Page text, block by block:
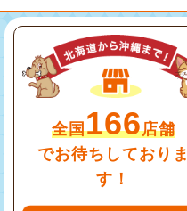
全国166店舗
でお待ちしておりま
す！